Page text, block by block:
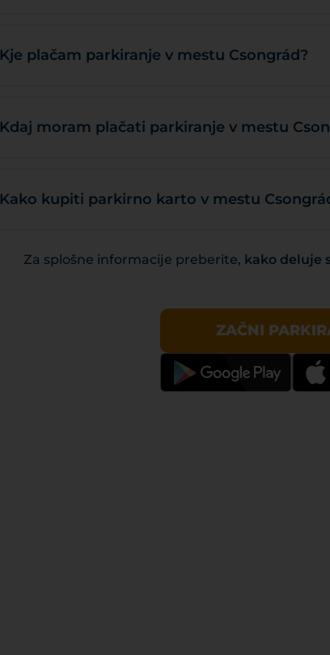
Kje plačam parkiranje v mestu Csongrád?
Kdaj moram plačati parkiranje v mestu
Kako kupiti parkirno karto v mestu
Za splošne informacije preberite, kako deluje
ZAČNI